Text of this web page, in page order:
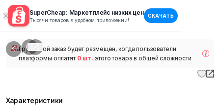
SuperCheap: Маркетплейс низких цен
Тысячи товаров в удобном приложении!
СКАЧАТЬ
1/
Групповой заказ будет размещен, когда пользователи
платформы оплатят 0 шт. этого товара в общей сложности
Характеристики